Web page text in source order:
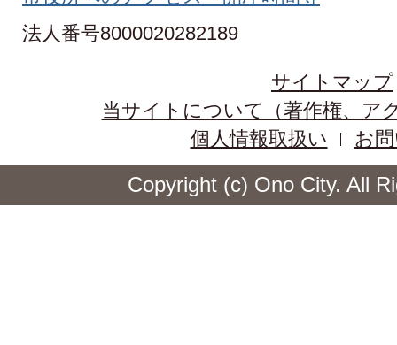
法人番号8000020282189
サイトマップ
当サイトについて（著作権、ア
個人情報取扱い
お
Copyright (c) Ono City. All